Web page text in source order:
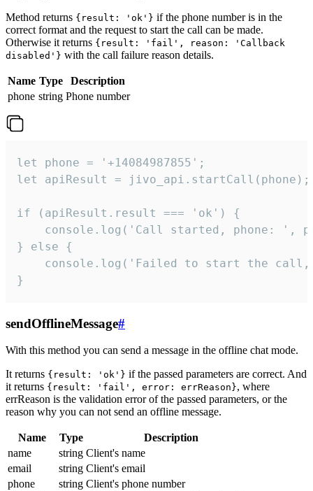
Method returns {result: 'ok'} if the phone number is in the
correct format and the request to start the call can be made.
Otherwise it returns {result: 'fail', reason: 'Callback
disabled'} with the call failure reason details.
Name Type
Description
phone string Phone number
let phone = '+14084987855';
let apiResult = jivo_api.startCall(phone);
if (apiResult.result === 'ok') {
console.log('Call started, phone: ',
} else {
console.log('Failed to start the
}
sendOfflineMessage#
With this method you can send a message in the offline chat mode.
It returns {result: 'ok'} if the passed parameters are correct. And
it returns {result: 'fail', error: errReason}, where
errReason is the validation error of the passed parameters, or the
reason why you can not send an offline message.
Name Type
Description
name
string Client's name
email
string Client's email
phone
string Client's phone number